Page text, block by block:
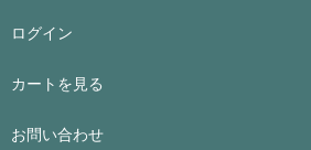
ログイン
カートを見る
お問い合わせ